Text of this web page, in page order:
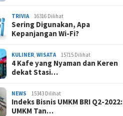
TRIVIA 16316 Dilihat
Sering Digunakan, Apa
Kepanjangan Wi-Fi?
KULINER ,WISATA 15715 Dilihat
4 Kafe yang Nyaman dan Keren
dekat Stasi…
NEWS 15343 Dilihat
Indeks Bisnis UMKM BRI Q2-2022:
UMKM Tan…